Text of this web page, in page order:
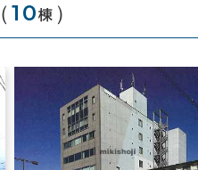
（10棟 ）